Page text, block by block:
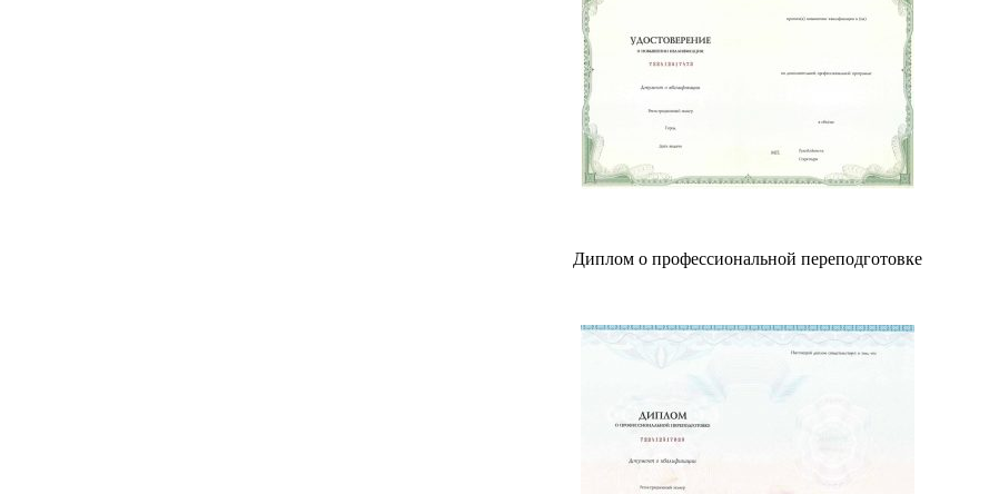
Диплом о профессиональной переподготовке